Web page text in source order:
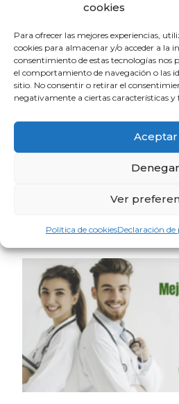
cookies
Para ofrecer las mejores experiencias,
cookies para almacenar y/o acceder a la
consentimiento de estas tecnologías nos
el comportamiento de navegación o las
sitio. No consentir o retirar el
negativamente a ciertas características y
Aceptar
Denegar
Ver
Política de cookiesDeclaración de
La OMC convoca la VIII
Premios Médicos y